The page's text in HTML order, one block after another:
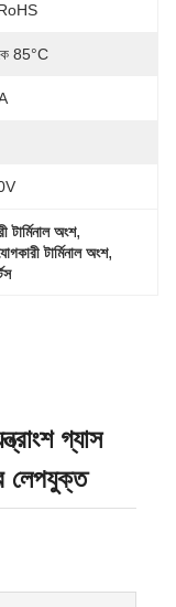
85°C
টার্মিনাল অংশ,
টার্মিনাল অংশ,
গ্যাস
লেপযুক্ত